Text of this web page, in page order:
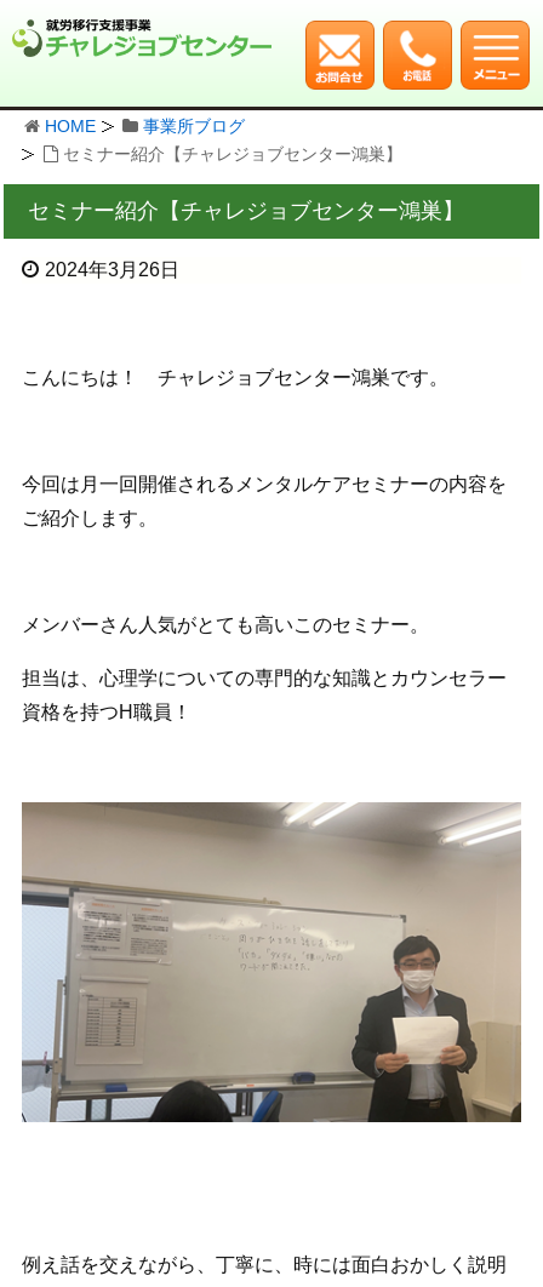
HOME
事業所ブログ
セミナー紹介【チャレジョブセンター鴻巣】
セミナー紹介【チャレジョブセンター鴻巣】
2024年3月26日
こんにちは！ チャレジョブセンター鴻巣です。
今回は月一回開催されるメンタルケアセミナーの内容を
ご紹介します。
メンバーさん人気がとても高いこのセミナー。
担当は、心理学についての専門的な知識とカウンセラー
資格を持つH職員！
例え話を交えながら、丁寧に、時には面白おかしく説明